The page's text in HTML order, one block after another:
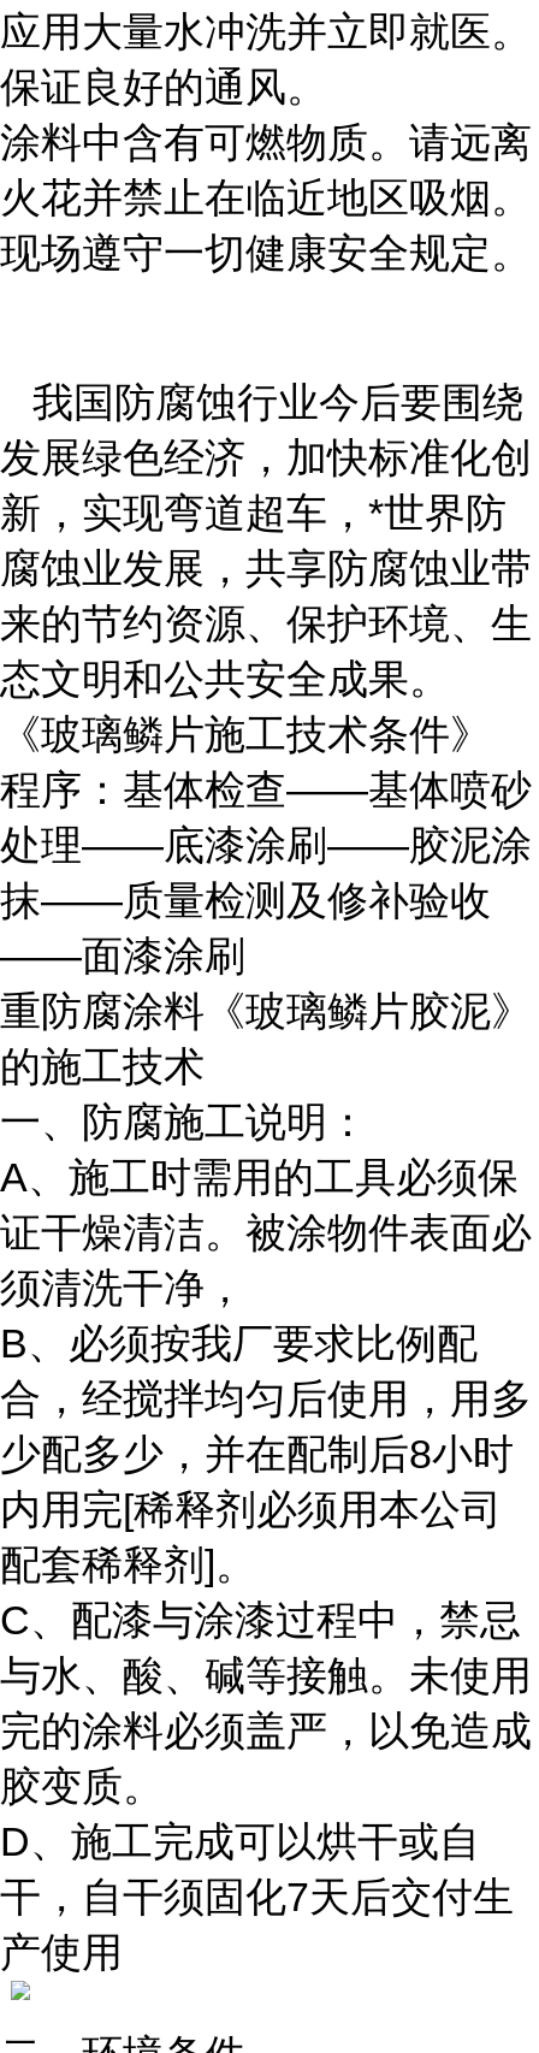
应用大量水冲洗并立即就医。
保证良好的通风。
涂料中含有可燃物质。请远离
火花并禁止在临近地区吸烟。
现场遵守一切健康安全规定。
我国防腐蚀行业今后要围绕
发展绿色经济，加快标准化创
新，实现弯道超车，*世界防
腐蚀业发展，共享防腐蚀业带
来的节约资源、保护环境、生
态文明和公共安全成果。
《玻璃鳞片施工技术条件》
程序：基体检查——基体喷砂
处理——底漆涂刷——胶泥涂
抹——质量检测及修补验收
——面漆涂刷
重防腐涂料《玻璃鳞片胶泥》
的施工技术
一、防腐施工说明：
A、施工时需用的工具必须保
证干燥清洁。被涂物件表面必
须清洗干净，
B、必须按我厂要求比例配
合，经搅拌均匀后使用，用多
少配多少，并在配制后8小时
内用完[稀释剂必须用本公司
配套稀释剂]。
C、配漆与涂漆过程中，禁忌
与水、酸、碱等接触。未使用
完的涂料必须盖严，以免造成
胶变质。
D、施工完成可以烘干或自
干，自干须固化7天后交付生
产使用